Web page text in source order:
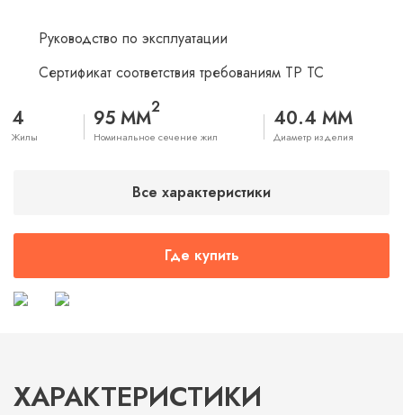
Руководство по эксплуатации
Сертификат соответствия требованиям ТР ТС
4
Жилы
95 ММ2
Номинальное сечение жил
40.4 ММ
Диаметр изделия
Все характеристики
Где купить
ХАРАКТЕРИСТИКИ